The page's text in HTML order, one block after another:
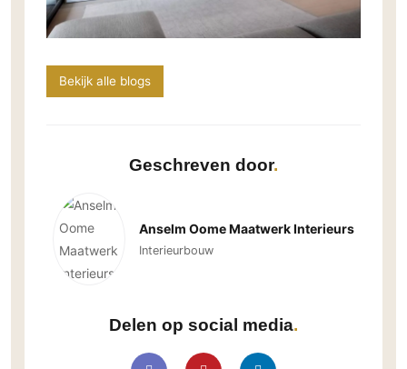
Bekijk alle blogs
Geschreven door
Anselm Oome Maatwerk Interieurs
Interieurbouw
Delen op social media